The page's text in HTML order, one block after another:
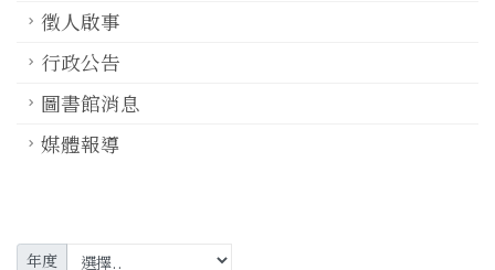
徵人啟事
行政公告
圖書館消息
媒體報導
年度